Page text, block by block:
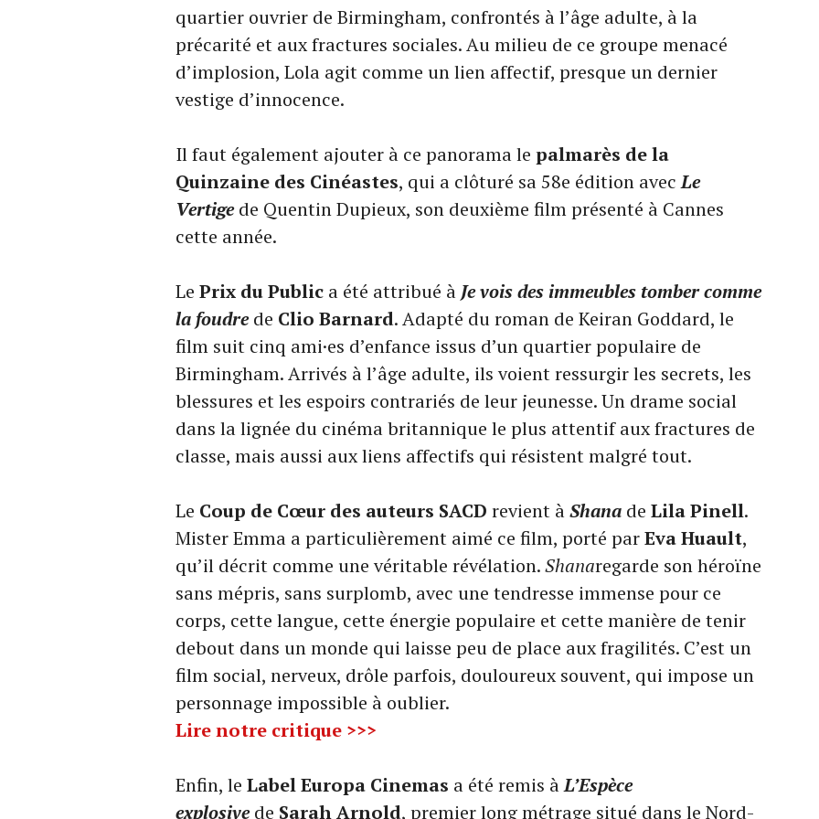
quartier ouvrier de Birmingham, confrontés à l’âge adulte, à la
précarité et aux fractures sociales. Au milieu de ce groupe menacé
d’implosion, Lola agit comme un lien affectif, presque un dernier
vestige d’innocence.
Il faut également ajouter à ce panorama le palmarès de la
Quinzaine des Cinéastes, qui a clôturé sa 58e édition avecLe
Vertigede Quentin Dupieux, son deuxième film présenté à Cannes
cette année.
Le Prix du Public a été attribué à Je vois des immeubles tomber comme
la foudrede Clio Barnard. Adapté du roman de Keiran Goddard, le
film suit cinq ami·es d’enfance issus d’un quartier populaire de
Birmingham. Arrivés à l’âge adulte, ils voient ressurgir les secrets, les
blessures et les espoirs contrariés de leur jeunesse. Un drame social
dans la lignée du cinéma britannique le plus attentif aux fractures de
classe, mais aussi aux liens affectifs qui résistent malgré tout.
Le Coup de Cœur des auteurs SACD revient àShana de Lila Pinell.
Mister Emma a particulièrement aimé ce film, porté parEva Huault,
qu’il décrit comme une véritable révélation.Shanaregarde son héroïne
sans mépris, sans surplomb, avec une tendresse immense pour ce
corps, cette langue, cette énergie populaire et cette manière de tenir
debout dans un monde qui laisse peu de place aux fragilités. C’est un
film social, nerveux, drôle parfois, douloureux souvent, qui impose un
personnage impossible à oublier.
Lire notre critique >>>
Enfin, le Label Europa Cinemas a été remis àL’Espèce
explosivede Sarah Arnold, premier long métrage situé dans le Nord-